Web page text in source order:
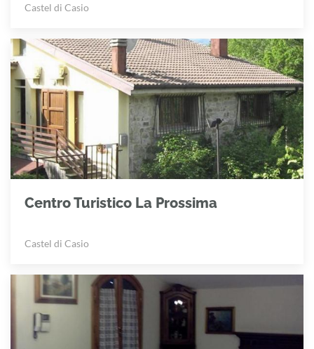
Castel di Casio
Centro Turistico La Prossima
Castel di Casio